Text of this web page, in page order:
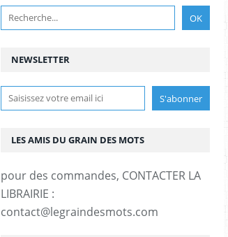
NEWSLETTER
LES AMIS DU GRAIN DES MOTS
pour des commandes, CONTACTER LA
LIBRAIRIE :
contact@legraindesmots.com